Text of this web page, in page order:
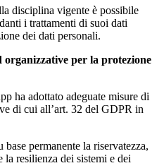
disciplina vigente è possibile
i trattamenti di suoi dati
dei dati personali.
organizzative per la protezione
ha adottato adeguate misure di
di cui all’art. 32 del GDPR in
base permanente la riservatezza,
resilienza dei sistemi e dei